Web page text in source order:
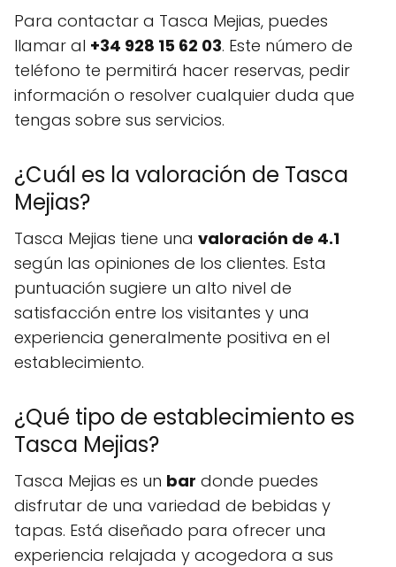
Para contactar a Tasca Mejias, puedes
llamar al +34 928 15 62 03. Este número de
teléfono te permitirá hacer reservas, pedir
información o resolver cualquier duda que
tengas sobre sus servicios.
¿Cuál es la valoración de Tasca
Mejias?
Tasca Mejias tiene una valoración de 4.1
según las opiniones de los clientes. Esta
puntuación sugiere un alto nivel de
satisfacción entre los visitantes y una
experiencia generalmente positiva en el
establecimiento.
¿Qué tipo de establecimiento es
Tasca Mejias?
Tasca Mejias es un bar donde puedes
disfrutar de una variedad de bebidas y
tapas. Está diseñado para ofrecer una
experiencia relajada y acogedora a sus